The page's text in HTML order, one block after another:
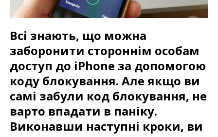
Всі знають, що можна
заборонити стороннім особам
доступ до iPhone за допомогою
коду блокування. Але якщо ви
самі забули код блокування, не
варто впадати в паніку.
Виконавши наступні кроки, ви